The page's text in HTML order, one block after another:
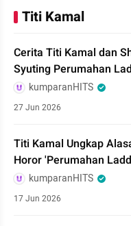
Titi Kamal
Cerita Titi Kamal dan
Syuting Perumahan
kumparanHITS
27 Jun 2026
Titi Kamal Ungkap
Horor 'Perumahan
kumparanHITS
17 Jun 2026